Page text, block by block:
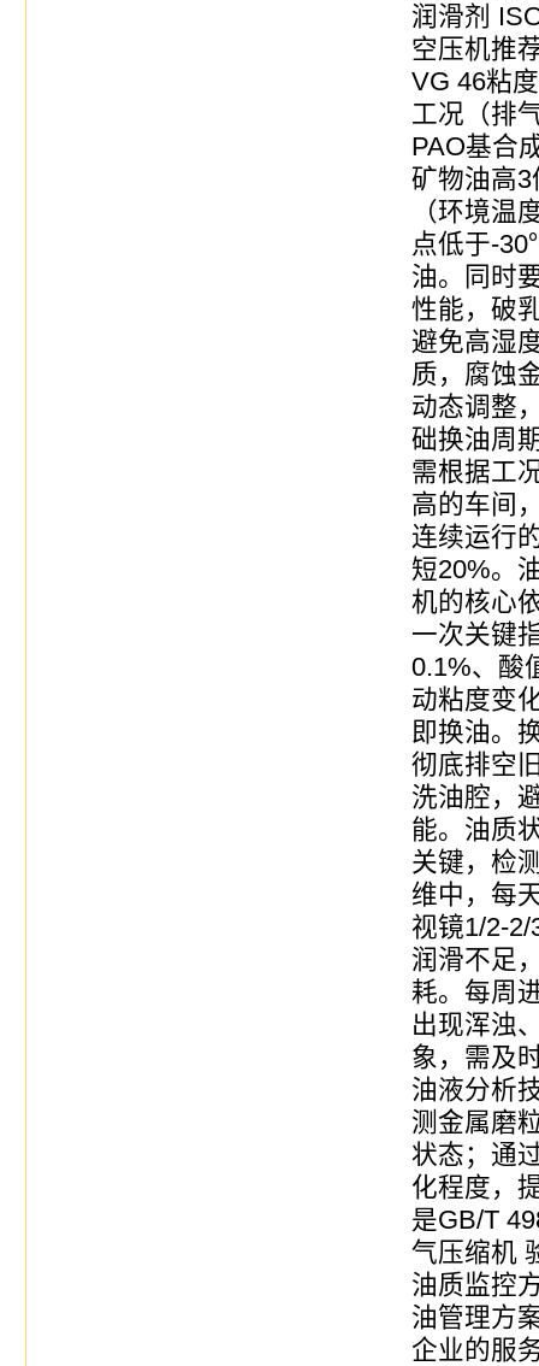
润滑剂
空压机推
VG 46粘
工况（排
PAO基合
矿物油高
（环境温
点低于-
油。同时
性能，破
避免高湿
质，腐蚀
动态调整
础换油周
需根据工
高的车间
连续运行
短20%。
机的核心
一次关键
0.1%、酸
动粘度变
即换油。
彻底排空
洗油腔，
能。油质
关键，检
维中，每
视镜1/2-
润滑不足
耗。每周
出现浑浊
象，需及
油液分析
测金属磨
状态；通
化程度，
是GB/T
气压缩机
油质监控
油管理方
企业的服